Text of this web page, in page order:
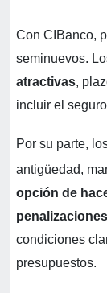
Con CIBanco,
seminuevos.
atractivas,
incluir el
Por su parte,
antigüedad,
opción de
penalizaciones
condiciones
presupuestos.